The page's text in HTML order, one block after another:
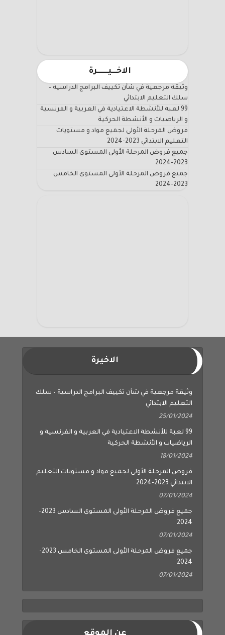
الاخـــيـــــــرة
وثيقة مرجعية في شأن تكييف البرامج الدراسية –
سلك التعليم الابتدائي
99 لعبة للأنشطة الاعتيادية في العربية و الفرنسية
و الرياضيات و الأنشطة الحركية
فروض المرحلة الأولى لجميع مواد و مستويات
التعليم الابتدائي 2023-2024
جميع فروض المرحلة الأولى المستوى السادس
2023-2024
جميع فروض المرحلة الأولى المستوى الخامس
2023-2024
الاخيرة
وثيقة مرجعية في شأن تكييف البرامج الدراسية – سلك
التعليم الابتدائي
25/01/2024
99 لعبة للأنشطة الاعتيادية في العربية و الفرنسية و
الرياضيات و الأنشطة الحركية
18/01/2024
فروض المرحلة الأولى لجميع مواد و مستويات التعليم
الابتدائي 2023-2024
07/01/2024
جميع فروض المرحلة الأولى المستوى السادس 2023-
2024
07/01/2024
جميع فروض المرحلة الأولى المستوى الخامس 2023-
2024
07/01/2024